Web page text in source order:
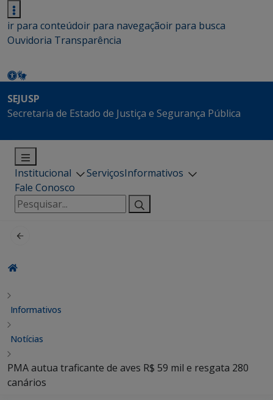
ir para conteúdoir para navegaçãoir para busca
Ouvidoria Transparência
SEJUSP
Secretaria de Estado de Justiça e Segurança Pública
Institucional ServiçosInformativos
Fale Conosco
Pesquisar
por:
Informativos
Notícias
PMA autua traficante de aves R$ 59 mil e resgata 280
canários